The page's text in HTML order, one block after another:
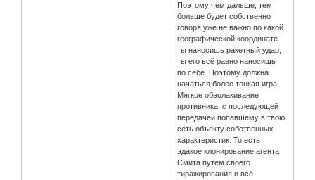
Поэтому чем дальше, тем
больше будет собственно
говоря уже не важно по какой
географической координате
ты наносишь ракетный удар,
ты его всё равно наносишь
по себе. Поэтому должна
начаться более тонкая игра.
Мягкое обволакивание
противника, с последующей
передачей попавшему в твою
сеть объекту собственных
характеристик. То есть
эдакое клонирование агента
Смита путём своего
тиражирования и всё